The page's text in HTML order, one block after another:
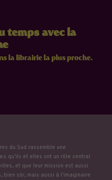
temps avec la
la librairie la plus proche.
du Sud rassemble une
qu’ils et elles ont un rôle central
et que leur mission est aussi
sûr, mais aussi à l'imaginaire